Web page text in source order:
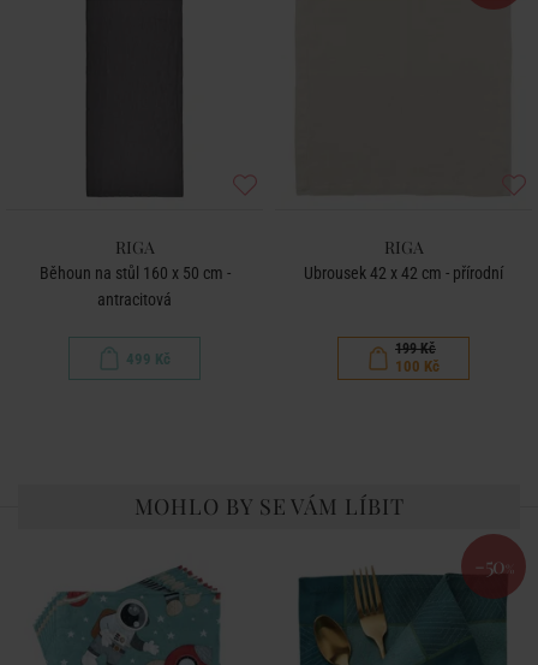
RIGA
Běhoun na stůl 160 x 50 cm -
antracitová
499 Kč
RIGA
Ubrousek 42 x 42 cm - přírodní
199 Kč
100 Kč
MOHLO BY SE VÁM LÍBIT
-50%